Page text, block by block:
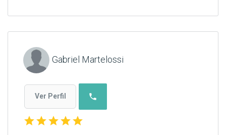
Gabriel Martelossi
Ver Perfil phone
starstarstarstarstar